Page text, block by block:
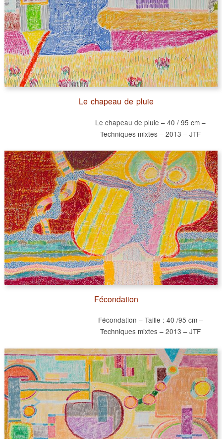
Le chapeau de pluie
Le chapeau de pluie – 40 / 95 cm –
Techniques mixtes – 2013 – JTF
Fécondation
Fécondation – Taille : 40 /95 cm –
Techniques mixtes – 2013 – JTF